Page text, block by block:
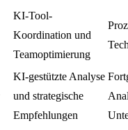
KI-Tool-
Koordination und
Teamoptimierung
KI-gestützte Analyse
und strategische
Empfehlungen